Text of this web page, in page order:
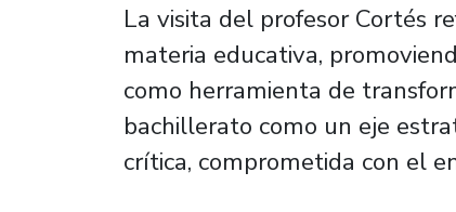
La visita del profesor Cortés
materia educativa,
como herramienta de
bachillerato como un eje
crítica, comprometida con el